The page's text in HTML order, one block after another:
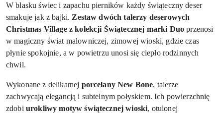
W blasku świec i zapachu pierników każdy świąteczny deser
smakuje jak z bajki. Zestaw dwóch talerzy deserowych
Christmas Village z kolekcji Świątecznej marki Duo przenosi
w magiczny świat malowniczej, zimowej wioski, gdzie czas
płynie spokojnie, a w powietrzu unosi się ciepło rodzinnych
chwil.
Wykonane z delikatnej porcelany New Bone, talerze
zachwycają elegancją i subtelnym połyskiem. Ich powierzchnię
zdobi urokliwy motyw świątecznej wioski, otulonej